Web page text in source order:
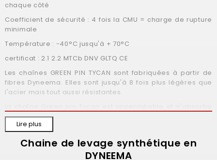
Chaine de levage synthétique en
DYNEEMA
chaque côté
Coefficient de sécurité : 4 fois la CMU = charge de rupture
minimale
Température : -40°C jusqu'à + 70°C
certificat : 2.1 2.2 MTCb DNV GLTQ CE
Les chaînes GREEN PIN TYCAN sont fabriquées à partir de
fibres Dyneema. Elles sont jusqu'à 8 fois plus légères que
l'acier mais tout aussi résistantes.
pas l'eau. Elle est également résistante aux UV
Les chaînes Green Pin Tycan
100% Dyneema
®UHMWPE qui sont très résistantes aux
produits chimiques qui ont un impact négligeable sur la
Lire plus